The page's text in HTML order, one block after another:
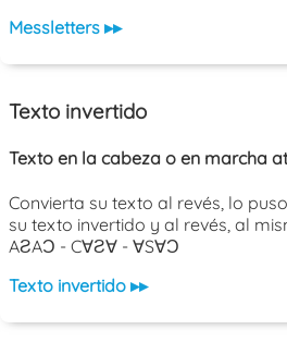
Messletters ▸▸
Texto invertido
Texto en la cabeza o en marcha
Convierta su texto al revés, lo
su texto invertido y al revés, al
AƧAƆ - C∀Ƨ∀ - ∀S∀Ɔ
Texto invertido ▸▸